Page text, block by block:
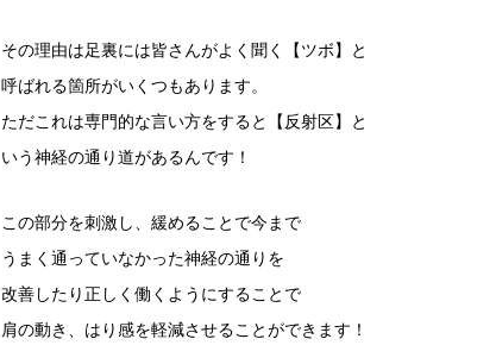
その理由は足裏には皆さんがよく聞く【ツボ】と
呼ばれる箇所がいくつもあります。
ただこれは専門的な言い方をすると【反射区】と
いう神経の通り道があるんです！
この部分を刺激し、緩めることで今まで
うまく通っていなかった神経の通りを
改善したり正しく働くようにすることで
肩の動き、はり感を軽減させることができます！